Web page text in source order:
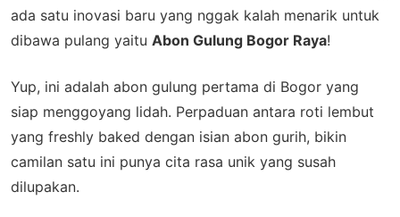
ada satu inovasi baru yang nggak kalah menarik untuk
dibawa pulang yaitu Abon Gulung Bogor Raya!
Yup, ini adalah abon gulung pertama di Bogor yang
siap menggoyang lidah. Perpaduan antara roti lembut
yang freshly baked dengan isian abon gurih, bikin
camilan satu ini punya cita rasa unik yang susah
dilupakan.